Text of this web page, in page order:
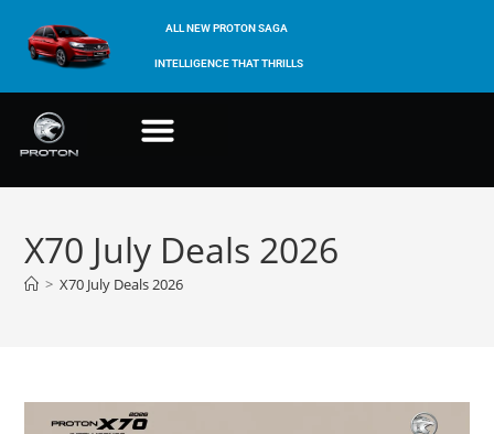
ALL NEW PROTON SAGA
INTELLIGENCE THAT THRILLS
X70 July Deals 2026
> X70 July Deals 2026